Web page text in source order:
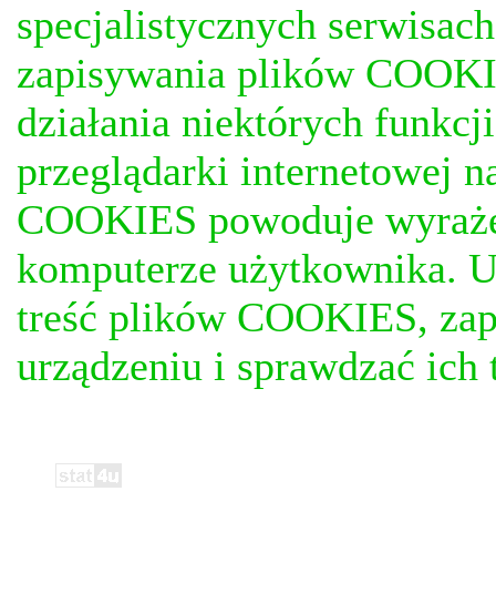
specjalistycznych
zapisywania plików
działania niektórych
przeglądarki internetowej
COOKIES powoduje
komputerze użytkownika.
treść plików COOKIES,
urządzeniu i sprawdzać ich